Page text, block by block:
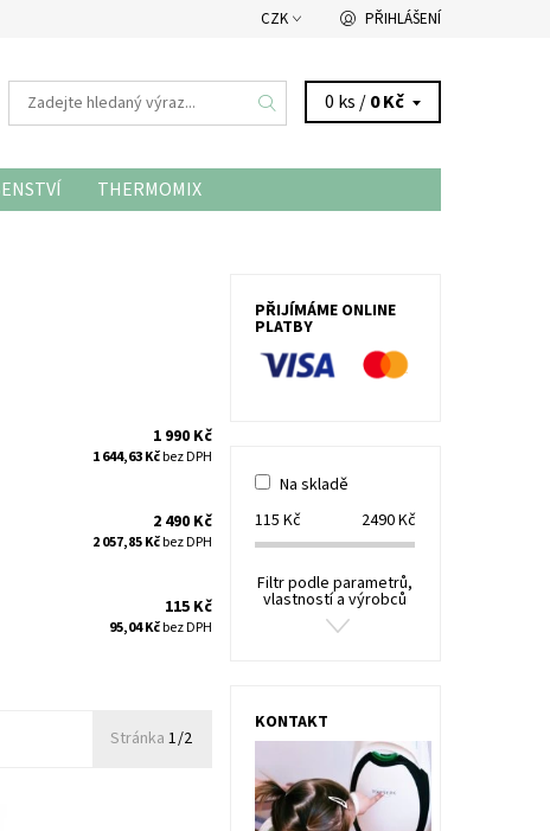
CZK PŘIHLÁŠENÍ
0 ks /0 Kč
THERMOMIX
1 990 Kč
1 644,63 Kčbez DPH
2 490 Kč
2 057,85 Kčbez DPH
115 Kč
95,04 Kčbez DPH
Stránka 1/2
PŘIJÍMÁME ONLINE
PLATBY
Na skladě
115 Kč 2490Kč
Filtr podle parametrů,
vlastností a výrobců
KONTAKT